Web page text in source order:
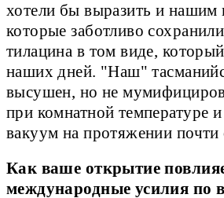
хотели бы выразить и нашим
которые заботливо
тилацина в том виде,
наших дней. "Наш"
высушен, но не
при комнатной температуре
вакуум на протяжении почти
Как ваше открытие
международные усилия по